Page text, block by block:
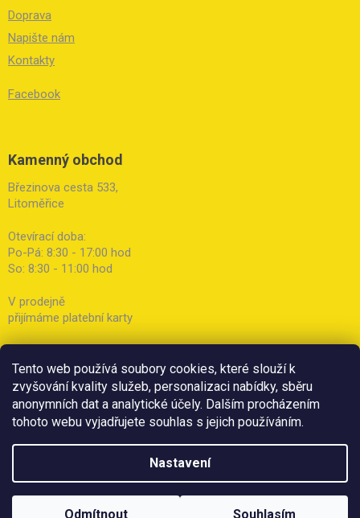
Tento web používá soubory cookies, které slouží k
zvyšování kvality služeb, personalizaci nabídky, sběru
anonymních dat a analytické účely. Dalším procházením
tohoto webu vyjadřujete souhlas s jejich používáním.
Nastavení
Odmítnout Souhlasím
Doprava
Napište nám
Kontakty
Facebook
Kamenný obchod
Březinova cesta 533,
Litoměřice
Otevírací doba:
Po-Pá: 8:30 - 17:00 hod
So: 8:30 - 11:00 hod
V prodejně
přijímáme platební karty